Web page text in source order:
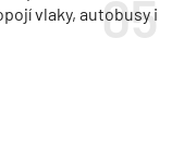
vlaky, autobusy i